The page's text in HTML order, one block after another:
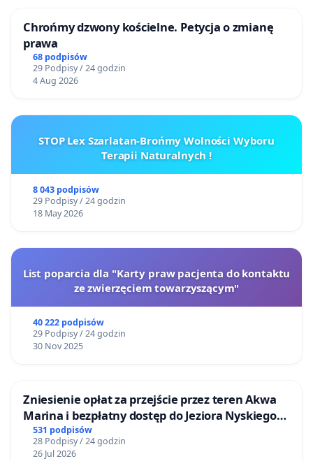
Chrońmy dzwony kościelne. Petycja o zmianę
prawa
68 podpisów
29 Podpisy / 24 godzin
4 Aug 2026
STOP Lex Szarlatan-Brońmy Wolności Wyboru
Terapii Naturalnych !
8 043 podpisów
29 Podpisy / 24 godzin
18 May 2026
List poparcia dla "Karty praw pacjenta do kontaktu
ze zwierzęciem towarzyszącym"
40 222 podpisów
29 Podpisy / 24 godzin
30 Nov 2025
Zniesienie opłat za przejście przez teren Akwa
Marina i bezpłatny dostęp do Jeziora Nyskiego
dla mieszkańców Gminy Nysa
531 podpisów
28 Podpisy / 24 godzin
26 Jul 2026